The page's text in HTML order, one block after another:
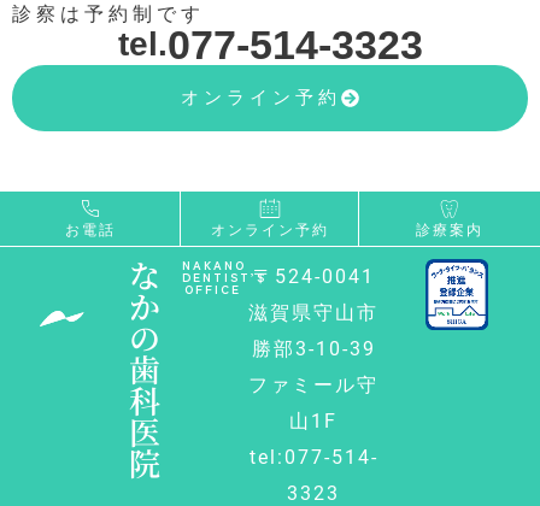
診察は予約制です
tel.077-514-3323
オンライン予約
お電話 オンライン予約 診療案内
な
か
の
歯
科
医
院
NAKANO
DENTIST’S
OFFICE
〒524-0041
滋賀県守山市
勝部3-10-39
ファミール守
山1F
tel:077-514-
3323